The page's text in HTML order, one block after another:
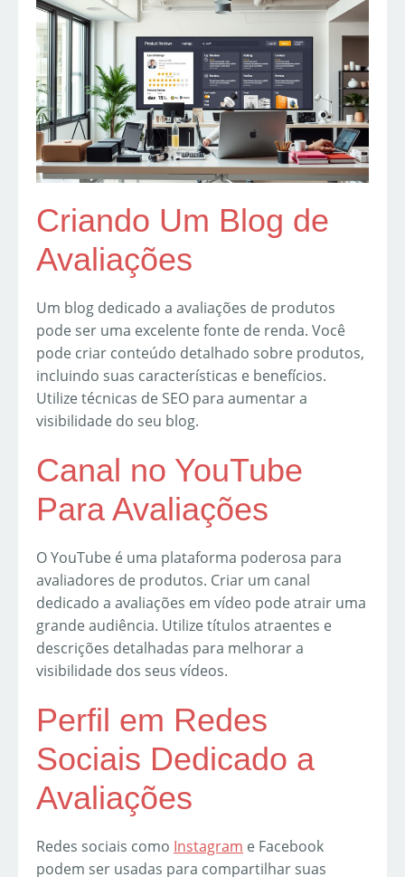
Criando Um Blog de
Avaliações
Um blog dedicado a avaliações de produtos
pode ser uma excelente fonte de renda. Você
pode criar conteúdo detalhado sobre produtos,
incluindo suas características e benefícios.
Utilize técnicas de SEO para aumentar a
visibilidade do seu blog.
Canal no YouTube
Para Avaliações
O YouTube é uma plataforma poderosa para
avaliadores de produtos. Criar um canal
dedicado a avaliações em vídeo pode atrair uma
grande audiência. Utilize títulos atraentes e
descrições detalhadas para melhorar a
visibilidade dos seus vídeos.
Perfil em Redes
Sociais Dedicado a
Avaliações
Redes sociais como Instagram e Facebook
podem ser usadas para compartilhar suas